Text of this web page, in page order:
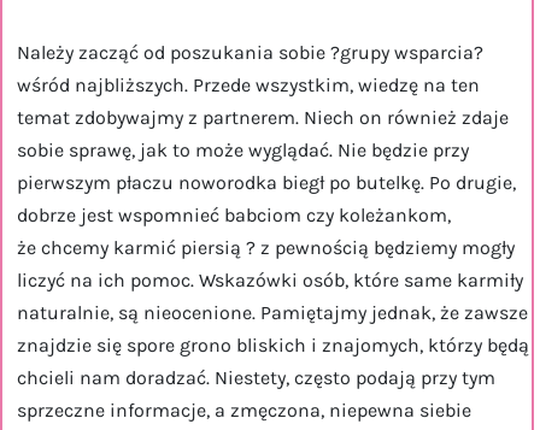
Należy zacząć od poszukania sobie ?grupy wsparcia?
wśród najbliższych. Przede wszystkim, wiedzę na ten
temat zdobywajmy z partnerem. Niech on również zdaje
sobie sprawę, jak to może wyglądać. Nie będzie przy
pierwszym płaczu noworodka biegł po butelkę. Po drugie,
dobrze jest wspomnieć babciom czy koleżankom,
że chcemy karmić piersią ? z pewnością będziemy mogły
liczyć na ich pomoc. Wskazówki osób, które same karmiły
naturalnie, są nieocenione. Pamiętajmy jednak, że zawsze
znajdzie się spore grono bliskich i znajomych, którzy będą
chcieli nam doradzać. Niestety, często podają przy tym
sprzeczne informacje, a zmęczona, niepewna siebie